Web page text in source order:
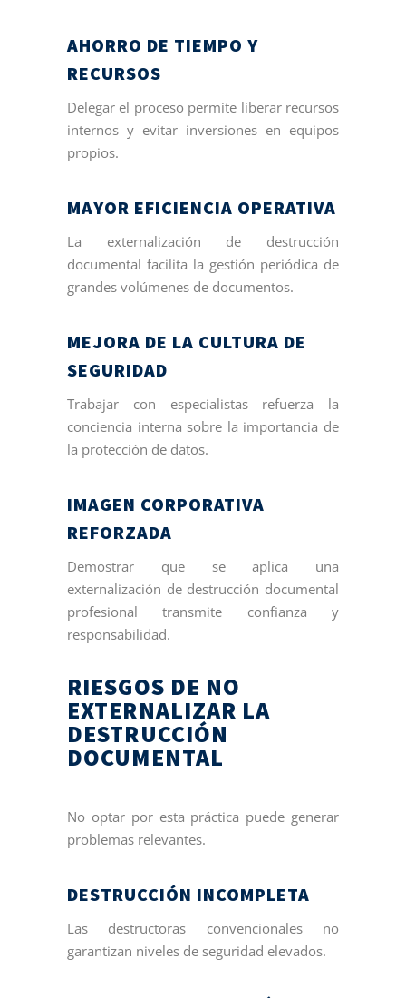
AHORRO DE TIEMPO Y
RECURSOS
Delegar el proceso permite liberar recursos
internos y evitar inversiones en equipos
propios.
MAYOR EFICIENCIA OPERATIVA
La externalización de destrucción
documental facilita la gestión periódica de
grandes volúmenes de documentos.
MEJORA DE LA CULTURA DE
SEGURIDAD
Trabajar con especialistas refuerza la
conciencia interna sobre la importancia de
la protección de datos.
IMAGEN CORPORATIVA
REFORZADA
Demostrar que se aplica una
externalización de destrucción documental
profesional transmite confianza y
responsabilidad.
RIESGOS DE NO
EXTERNALIZAR LA
DESTRUCCIÓN
DOCUMENTAL
No optar por esta práctica puede generar
problemas relevantes.
DESTRUCCIÓN INCOMPLETA
Las destructoras convencionales no
garantizan niveles de seguridad elevados.